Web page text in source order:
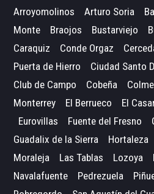
Arroyomolinos
Arturo Soria
Monte
Braojos Bustarviejo
Caraquiz
Conde Orgaz
Puerta de Hierro
Ciudad Santo
Club de Campo
Cobeña
Monterrey
El Berrueco El
Eurovillas
Fuente del Fresno
Guadalix de la Sierra
Hortaleza
Moraleja
Las Tablas Lozoya
Navalafuente
Pedrezuela